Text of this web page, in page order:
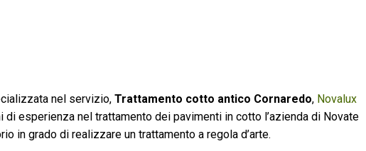
nel servizio,Trattamento cotto antico Cornaredo, Novalux
di esperienza nel trattamento dei pavimenti in cotto l’azienda di Novate
in grado di realizzare un trattamento a regola d’arte.